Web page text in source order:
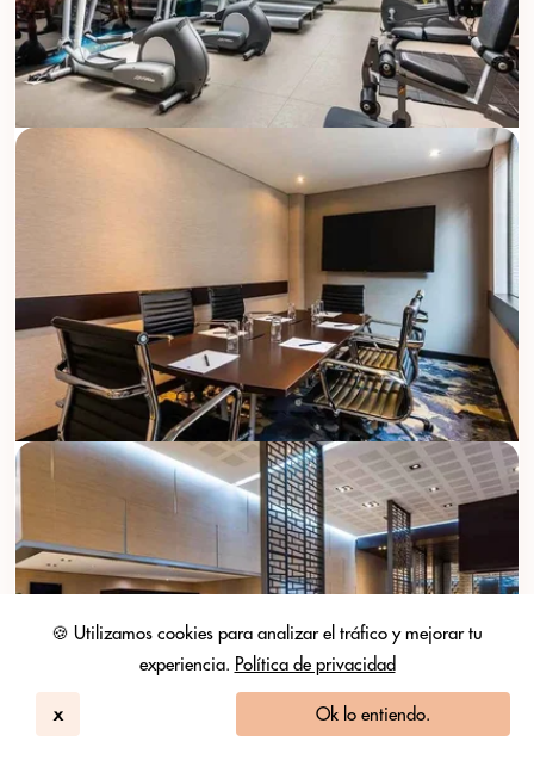
🍪 Utilizamos cookies para analizar el tráfico y mejorar tu
experiencia. Política de privacidad
x Ok lo entiendo.